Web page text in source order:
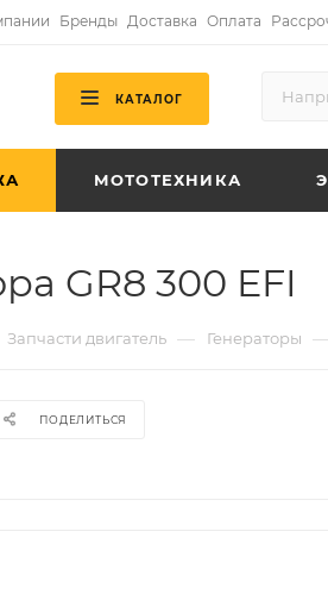
Бренды Доставка Оплата
КАТАЛОГ
МОТОТЕХНИКА
GR8 300 EFI
Запчасти двигатель — Генераторы
ПОДЕЛИТЬСЯ